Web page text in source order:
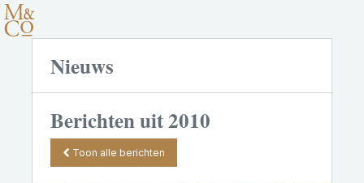
Nieuws
Berichten uit 2010
Toon alle berichten